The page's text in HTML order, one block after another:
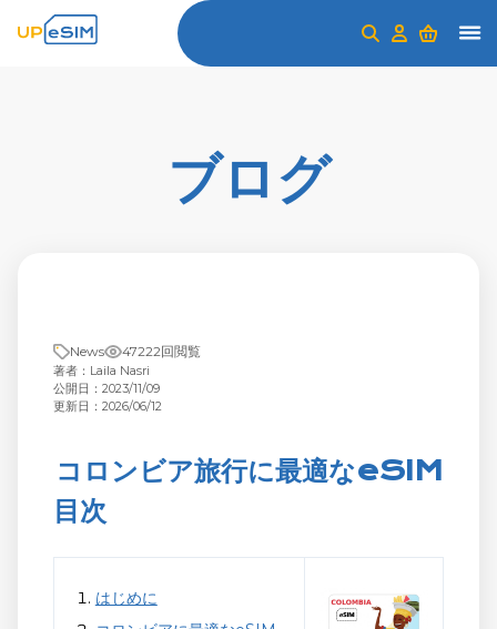
ブログ
News 47222回閲覧
著者：Laila Nasri
公開日：2023/11/09
更新日：2026/06/12
コロンビア旅行に最適なeSIM
目次
はじめに